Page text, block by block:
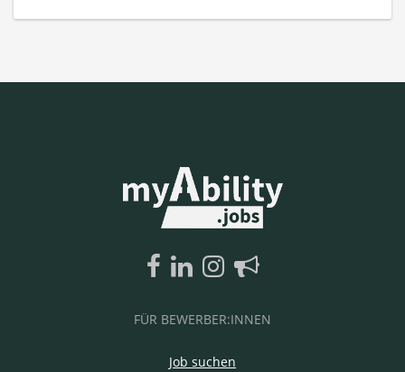
FÜR BEWERBER:INNEN
Job suchen